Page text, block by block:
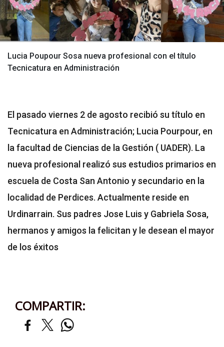
Lucia Poupour Sosa nueva profesional con el título
Tecnicatura en Administración
El pasado viernes 2 de agosto recibió su título en
Tecnicatura en Administración; Lucia Pourpour, en
la facultad de Ciencias de la Gestión ( UADER). La
nueva profesional realizó sus estudios primarios en
escuela de Costa San Antonio y secundario en la
localidad de Perdices. Actualmente reside en
Urdinarrain. Sus padres Jose Luis y Gabriela Sosa,
hermanos y amigos la felicitan y le desean el mayor
de los éxitos
COMPARTIR: